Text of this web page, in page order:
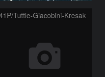
Tuttle-Giacobini-Kresak